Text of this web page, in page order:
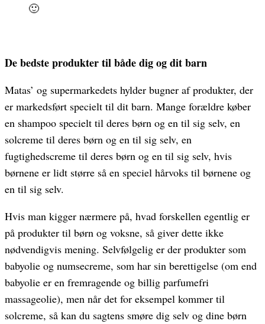
🙂
De bedste produkter til både dig og dit barn
Matas’ og supermarkedets hylder bugner af produkter, der
er markedsført specielt til dit barn. Mange forældre køber
en shampoo specielt til deres børn og en til sig selv, en
solcreme til deres børn og en til sig selv, en
fugtighedscreme til deres børn og en til sig selv, hvis
børnene er lidt større så en speciel hårvoks til børnene og
en til sig selv.
Hvis man kigger nærmere på, hvad forskellen egentlig er
på produkter til børn og voksne, så giver dette ikke
nødvendigvis mening. Selvfølgelig er der produkter som
babyolie og numsecreme, som har sin berettigelse (om end
babyolie er en fremragende og billig parfumefri
massageolie), men når det for eksempel kommer til
solcreme, så kan du sagtens smøre dig selv og dine børn